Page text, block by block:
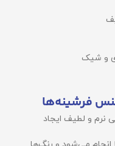
و شیک
فرشینه‌ها
نرم و لطیف ایجاد